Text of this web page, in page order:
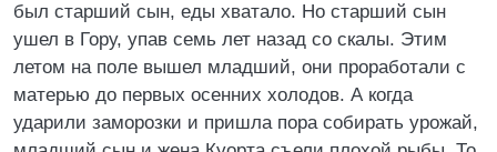
был старший сын, еды хватало. Но старший сын
ушел в Гору, упав семь лет назад со скалы. Этим
летом на поле вышел младший, они проработали с
матерью до первых осенних холодов. А когда
ударили заморозки и пришла пора собирать урожай,